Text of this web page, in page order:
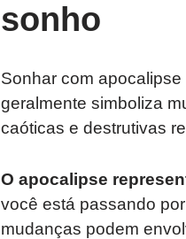
sonho
Sonhar com
geralmente simboliza
caóticas e destrutivas
O apocalipse
você está passando
mudanças podem